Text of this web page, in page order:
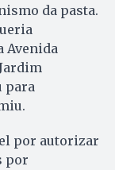
da pasta.
Avenida
para
por autorizar
por